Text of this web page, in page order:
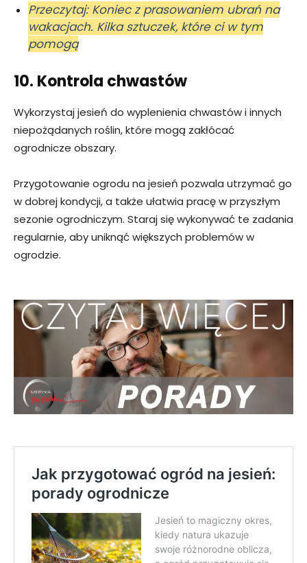
Przeczytaj: Koniec z prasowaniem ubrań na
wakacjach. Kilka sztuczek, które ci w tym
pomogą
10. Kontrola chwastów
Wykorzystaj jesień do wyplenienia chwastów i innych
niepożądanych roślin, które mogą zakłócać
ogrodnicze obszary.
Przygotowanie ogrodu na jesień pozwala utrzymać go
w dobrej kondycji, a także ułatwia pracę w przyszłym
sezonie ogrodniczym. Staraj się wykonywać te zadania
regularnie, aby uniknąć większych problemów w
ogrodzie.